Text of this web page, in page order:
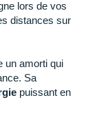
lors de vos
distances sur
un amorti qui
Sa
puissant en